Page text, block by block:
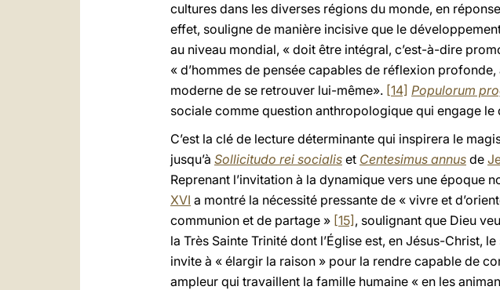
cultures dans les diverses régions du monde, en
effet, souligne de manière incisive que le
au niveau mondial, « doit être intégral, c’est-à-dire
« d’hommes de pensée capables de réflexion
moderne de se retrouver lui-même». [14] Populorum
sociale comme question anthropologique qui engage
C’est la clé de lecture déterminante qui inspirera le
jusqu’à Sollicitudo rei socialis et Centesimus annus de
Reprenant l’invitation à la dynamique vers une époque
XVI a montré la nécessité pressante de « vivre et
communion et de partage » [15] , soulignant que Dieu
la Très Sainte Trinité dont l’Église est, en Jésus-Christ,
invite à « élargir la raison » pour la rendre capable de
ampleur qui travaillent la famille humaine « en les